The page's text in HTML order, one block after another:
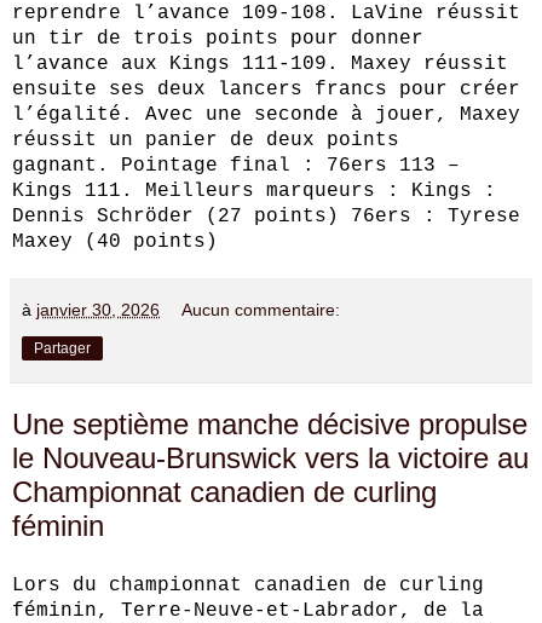
reprendre l’avance 109-108. LaVine réussit
un tir de trois points pour donner
l’avance aux Kings 111-109. Maxey réussit
ensuite ses deux lancers francs pour créer
l’égalité. Avec une seconde à jouer, Maxey
réussit un panier de deux points
gagnant. Pointage final : 76ers 113 –
Kings 111. Meilleurs marqueurs : Kings :
Dennis Schröder (27 points) 76ers : Tyrese
Maxey (40 points)
à janvier 30, 2026 Aucun commentaire:
Partager
Une septième manche décisive propulse
le Nouveau-Brunswick vers la victoire au
Championnat canadien de curling
féminin
Lors du championnat canadien de curling
féminin, Terre-Neuve-et-Labrador, de la